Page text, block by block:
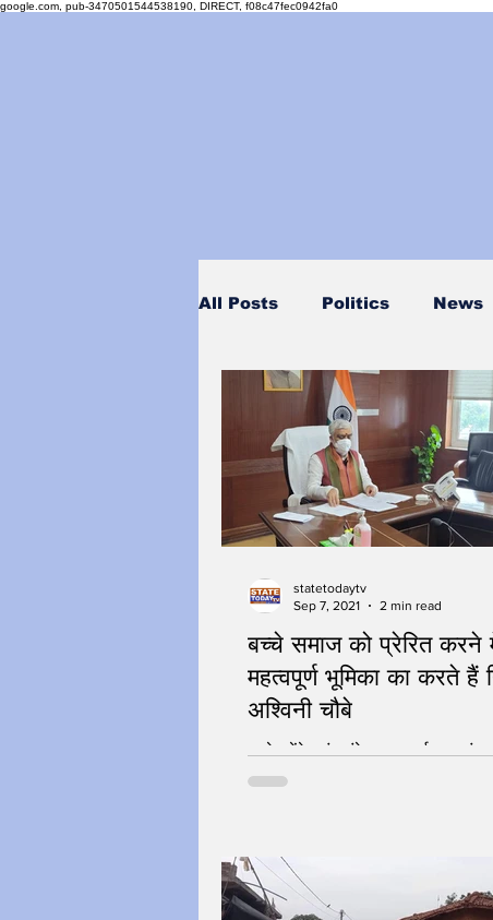
google.com, pub-3470501544538190, DIRECT, f08c47fec0942fa0
All Posts Politics News
Personality
बच्चे समाज को प्रेरित करने
महत्वपूर्ण भूमिका का करते हैं
अश्विनी चौबे
बच्चे बनेंगे ब्रांड एंबेसडर - पर्यावरण
statetodaytv
Sep 7, 2021
2 min read